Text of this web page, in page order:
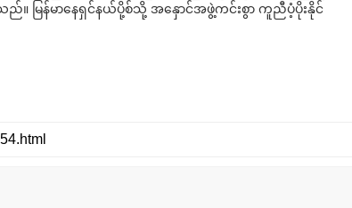
ည်။ မြန်မာနေရှင်နယ်ပို့စ်သို့ အနှောင်အဖွဲ့ကင်းစွာ ကူညီပံ့ပိုးနိုင်